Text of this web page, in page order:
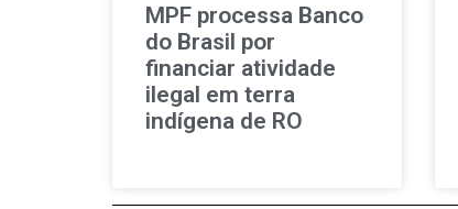
MPF processa Banco
do Brasil por
financiar atividade
ilegal em terra
indígena de RO